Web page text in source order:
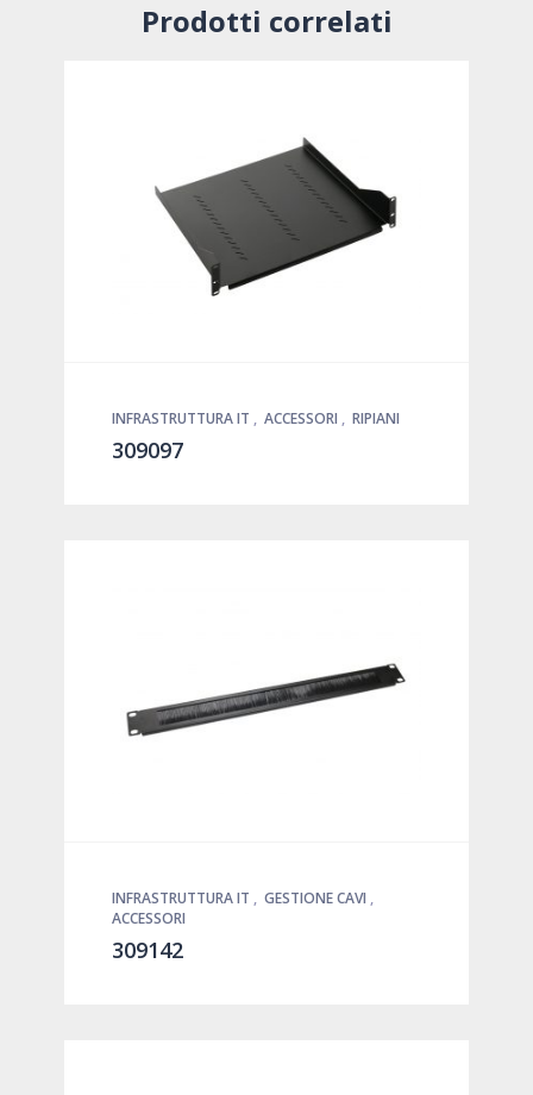
Prodotti correlati
INFRASTRUTTURA IT , ACCESSORI , RIPIANI
309097
INFRASTRUTTURA IT , GESTIONE CAVI ,
ACCESSORI
309142